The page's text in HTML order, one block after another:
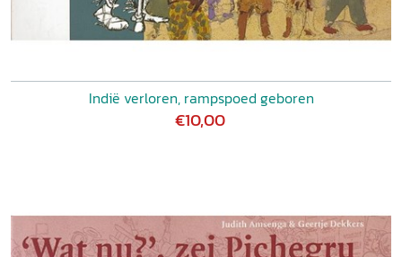
Indië verloren, rampspoed geboren
€10,00